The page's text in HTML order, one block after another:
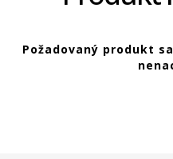
Požadovaný produkt